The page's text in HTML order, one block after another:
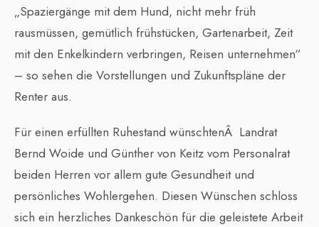
„Spaziergänge mit dem Hund, nicht mehr früh
rausmüssen, gemütlich frühstücken, Gartenarbeit, Zeit
mit den Enkelkindern verbringen, Reisen unternehmen“
– so sehen die Vorstellungen und Zukunftspläne der
Renter aus.
Für einen erfüllten Ruhestand wünschtenÂ Landrat
Bernd Woide und Günther von Keitz vom Personalrat
beiden Herren vor allem gute Gesundheit und
persönliches Wohlergehen. Diesen Wünschen schloss
sich ein herzliches Dankeschön für die geleistete Arbeit